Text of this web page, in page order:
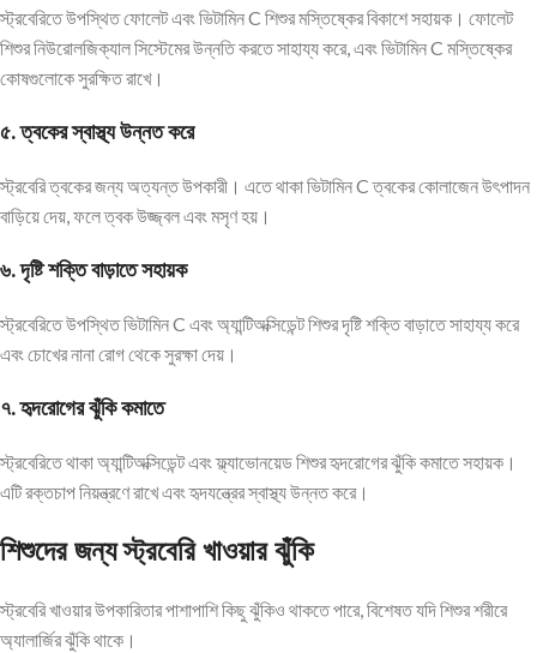
স্ট্রবেরিতে উপস্থিত ফোলেট এবং ভিটামিন C শিশুর মস্তিষ্কের বিকাশে সহায়ক। ফোলেট
শিশুর নিউরোলজিক্যাল সিস্টেমের উন্নতি করতে সাহায্য করে, এবং ভিটামিন C মস্তিষ্কের
কোষগুলোকে সুরক্ষিত রাখে।
৫. ত্বকের স্বাস্থ্য উন্নত করে
স্ট্রবেরি ত্বকের জন্য অত্যন্ত উপকারী। এতে থাকা ভিটামিন C ত্বকের কোলাজেন উৎপাদন
বাড়িয়ে দেয়, ফলে ত্বক উজ্জ্বল এবং মসৃণ হয়।
৬. দৃষ্টি শক্তি বাড়াতে সহায়ক
স্ট্রবেরিতে উপস্থিত ভিটামিন C এবং অ্যান্টিঅক্সিডেন্ট শিশুর দৃষ্টি শক্তি বাড়াতে সাহায্য করে
এবং চোখের নানা রোগ থেকে সুরক্ষা দেয়।
৭. হৃদরোগের ঝুঁকি কমাতে
স্ট্রবেরিতে থাকা অ্যান্টিঅক্সিডেন্ট এবং ফ্ল্যাভোনয়েড শিশুর হৃদরোগের ঝুঁকি কমাতে সহায়ক।
এটি রক্তচাপ নিয়ন্ত্রণে রাখে এবং হৃদযন্ত্রের স্বাস্থ্য উন্নত করে।
শিশুদের জন্য স্ট্রবেরি খাওয়ার ঝুঁকি
স্ট্রবেরি খাওয়ার উপকারিতার পাশাপাশি কিছু ঝুঁকিও থাকতে পারে, বিশেষত যদি শিশুর শরীরে
অ্যালার্জির ঝুঁকি থাকে।